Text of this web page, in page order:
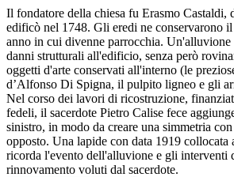
Il fondatore della chiesa fu Erasmo Castaldi,
edificò nel 1748. Gli eredi ne conservarono
anno in cui divenne parrocchia. Un'alluvione
danni strutturali all'edificio, senza però
oggetti d'arte conservati all'interno (le
d’Alfonso Di Spigna, il pulpito ligneo e gli
Nel corso dei lavori di ricostruzione,
fedeli, il sacerdote Pietro Calise fece
sinistro, in modo da creare una simmetria
opposto. Una lapide con data 1919 collocata
ricorda l'evento dell'alluvione e gli interventi
rinnovamento voluti dal sacerdote.